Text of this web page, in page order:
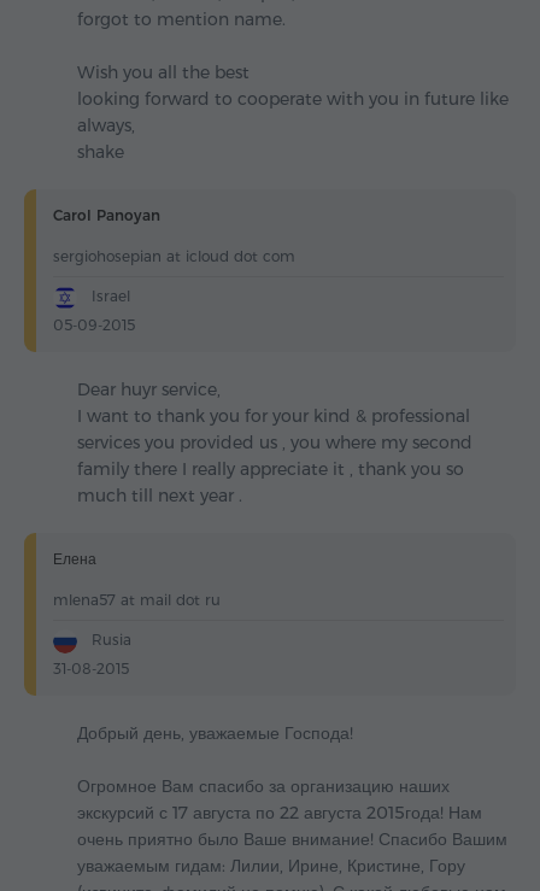
forgot to mention name.
Wish you all the best
looking forward to cooperate with you in future like
always,
shake
Carol Panoyan
sergiohosepian at icloud dot com
Israel
05-09-2015
Dear huyr service,
I want to thank you for your kind & professional
services you provided us , you where my second
family there I really appreciate it , thank you so
much till next year .
Елена
mlena57 at mail dot ru
Rusia
31-08-2015
Добрый день, уважаемые Господа!
Огромное Вам спасибо за организацию наших
экскурсий с 17 августа по 22 августа 2015года! Нам
очень приятно было Ваше внимание! Спасибо Вашим
уважаемым гидам: Лилии, Ирине, Кристине, Гору